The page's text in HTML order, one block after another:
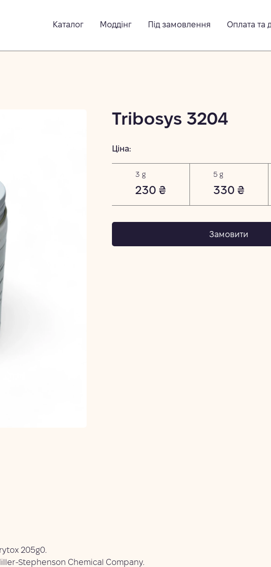
Каталог Моддінг Під замовлення Оплата та
Tribosys 3204
Ціна:
3 g
230 ₴
5 g
330 ₴
Замовити
205g0.
Stephenson Chemical Company.